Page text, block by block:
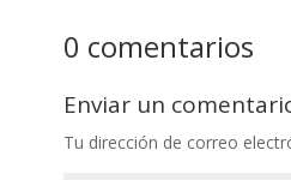
0 comentarios
Enviar un
Tu dirección de correo